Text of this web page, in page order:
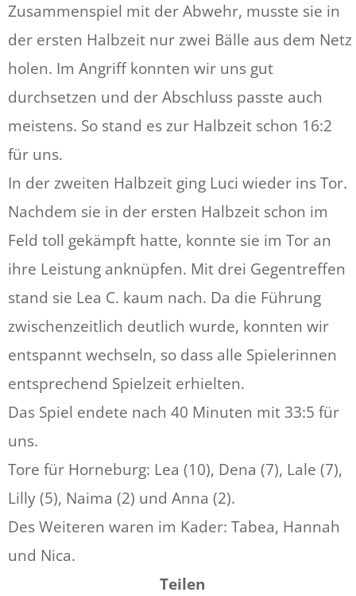
Zusammenspiel mit der Abwehr, musste sie in
der ersten Halbzeit nur zwei Bälle aus dem Netz
holen. Im Angriff konnten wir uns gut
durchsetzen und der Abschluss passte auch
meistens. So stand es zur Halbzeit schon 16:2
für uns.
In der zweiten Halbzeit ging Luci wieder ins Tor.
Nachdem sie in der ersten Halbzeit schon im
Feld toll gekämpft hatte, konnte sie im Tor an
ihre Leistung anknüpfen. Mit drei Gegentreffen
stand sie Lea C. kaum nach. Da die Führung
zwischenzeitlich deutlich wurde, konnten wir
entspannt wechseln, so dass alle Spielerinnen
entsprechend Spielzeit erhielten.
Das Spiel endete nach 40 Minuten mit 33:5 für
uns.
Tore für Horneburg: Lea (10), Dena (7), Lale (7),
Lilly (5), Naima (2) und Anna (2).
Des Weiteren waren im Kader: Tabea, Hannah
und Nica.
Teilen